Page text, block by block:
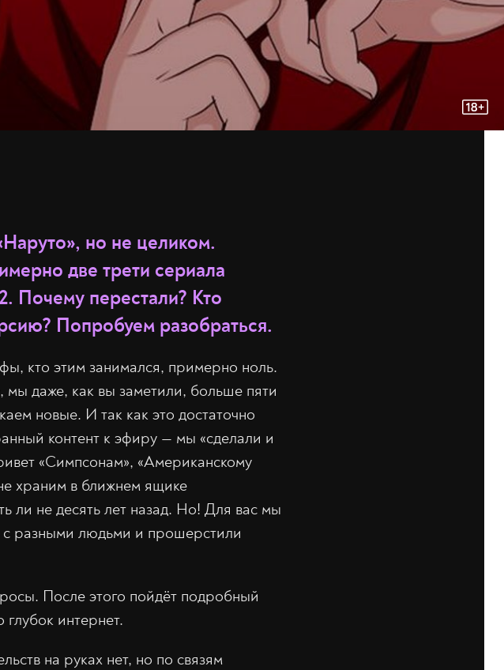
но не целиком.
две трети сериала
Почему перестали? Кто
Попробуем разобраться.
кто этим занимался, примерно ноль.
мы даже, как вы заметили, больше пяти
новые. И так как это достаточно
контент к эфиру — мы «сделали и
«Симпсонам», «Американскому
храним в ближнем ящике
ли не десять лет назад. Но! Для вас мы
с разными людьми и прошерстили
После этого пойдёт подробный
интернет.
на руках нет, но по связям